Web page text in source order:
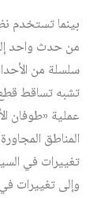
بينما تستخدم
من حدث واحد
سلسلة من
تشبه تساقط
عملية «طوفان
المناطق
تغييرات في
وإلى تغييرات